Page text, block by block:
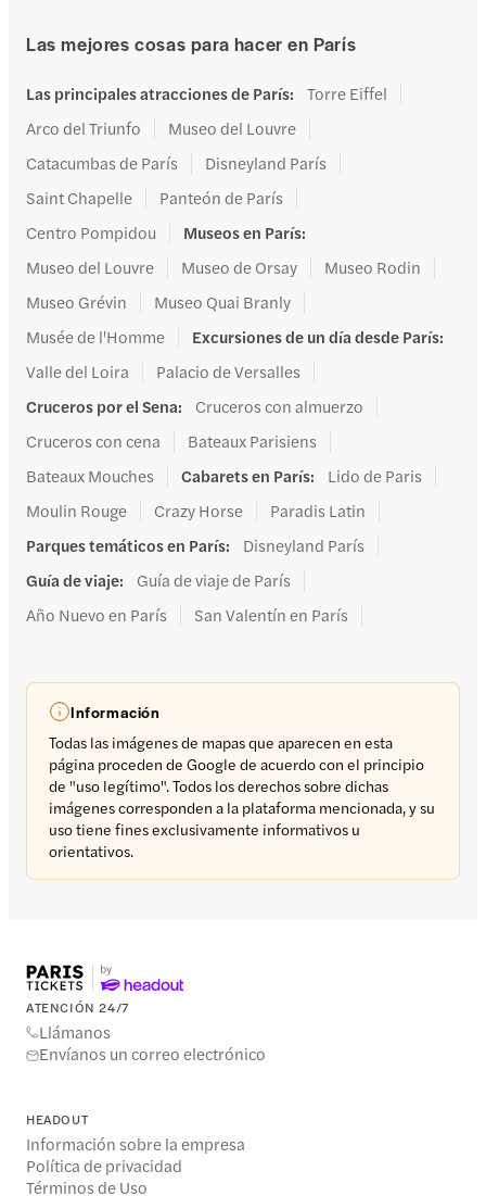
Las mejores cosas para hacer en París
Las principales atracciones de París:
Torre Eiffel
Arco del Triunfo
Museo del Louvre
Catacumbas de París
Disneyland París
Saint Chapelle
Panteón de París
Centro Pompidou
Museos en París:
Museo del Louvre
Museo de Orsay
Museo Rodin
Museo Grévin
Museo Quai Branly
Musée de l'Homme
Excursiones de un día desde París:
Valle del Loira
Palacio de Versalles
Cruceros por el Sena:
Cruceros con almuerzo
Cruceros con cena
Bateaux Parisiens
Bateaux Mouches
Cabarets en París:
Lido de Paris
Moulin Rouge
Crazy Horse
Paradis Latin
Parques temáticos en París:
Disneyland París
Guía de viaje:
Guía de viaje de París
Año Nuevo en París
San Valentín en París
Información
Todas las imágenes de mapas que aparecen en esta
página proceden de Google de acuerdo con el principio
de "uso legítimo". Todos los derechos sobre dichas
imágenes corresponden a la plataforma mencionada, y su
uso tiene fines exclusivamente informativos u
orientativos.
ATENCIÓN 24/7
Llámanos
Envíanos un correo electrónico
HEADOUT
Información sobre la empresa
Política de privacidad
Términos de Uso